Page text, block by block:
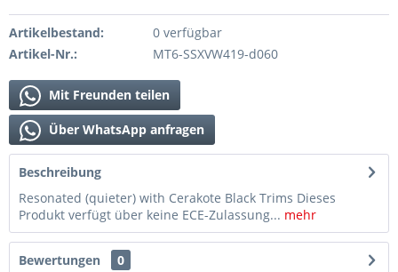
Artikelbestand:
0 verfügbar
Artikel-Nr.:
MT6-SSXVW419-d060
Mit Freunden teilen
Über WhatsApp anfragen
Beschreibung
Resonated (quieter) with Cerakote Black Trims Dieses
Produkt verfügt über keine ECE-Zulassung... mehr
Bewertungen
0